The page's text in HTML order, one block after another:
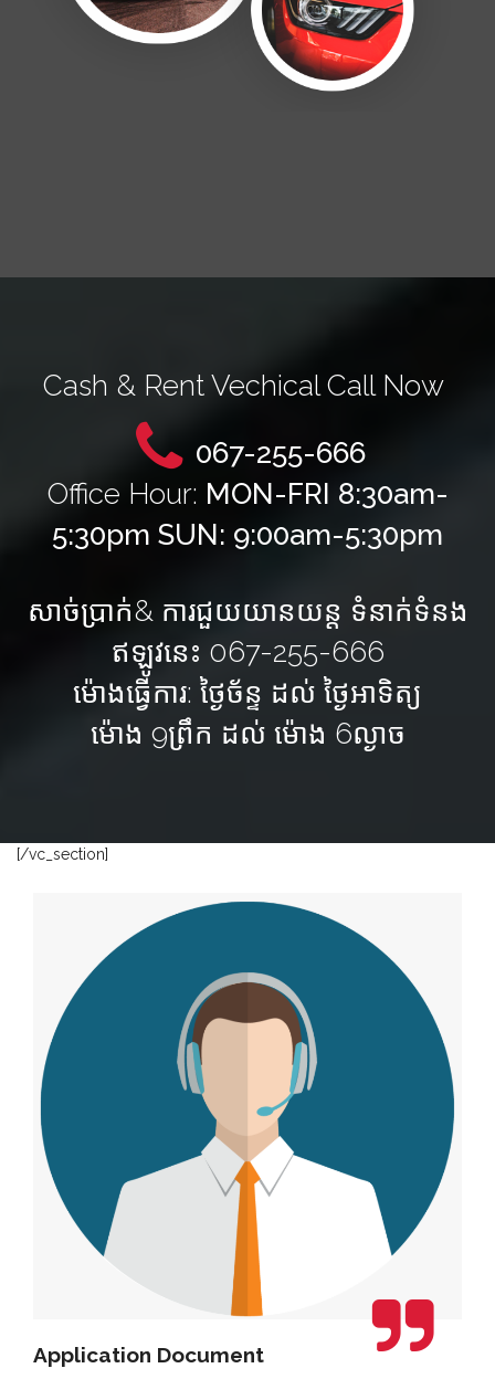
Cash & Rent Vechical Call Now
067-255-666
Office Hour: MON-FRI 8:30am-
5:30pm SUN: 9:00am-5:30pm
សាច់ប្រាក់& ការជួយយានយន្ត ទំនាក់ទំនង
ឥឡូវនេះ 067-255-666
ម៉ោងធ្វើការ: ថ្ងៃច័ន្ទ ដល់ ថ្ងៃអាទិត្យ
ម៉ោង 9ព្រឹក ដល់ ម៉ោង 6ល្ងាច
[/vc_section]
Application Document